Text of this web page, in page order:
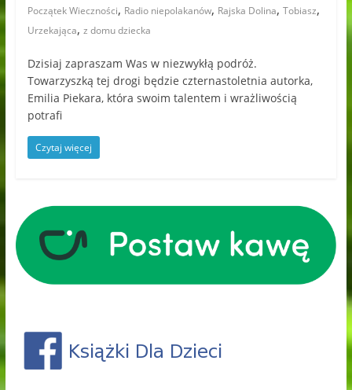
Początek Wieczności, Radio niepolakanów, Rajska Dolina, Tobiasz,
Urzekająca, z domu dziecka
Dzisiaj zapraszam Was w niezwykłą podróż.
Towarzyszką tej drogi będzie czternastoletnia autorka,
Emilia Piekara, która swoim talentem i wrażliwością
potrafi
Czytaj więcej